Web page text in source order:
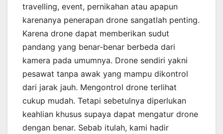
travelling, event, pernikahan atau apapun
karenanya penerapan drone sangatlah penting.
Karena drone dapat memberikan sudut
pandang yang benar-benar berbeda dari
kamera pada umumnya. Drone sendiri yakni
pesawat tanpa awak yang mampu dikontrol
dari jarak jauh. Mengontrol drone terlihat
cukup mudah. Tetapi sebetulnya diperlukan
keahlian khusus supaya dapat mengatur drone
dengan benar. Sebab itulah, kami hadir